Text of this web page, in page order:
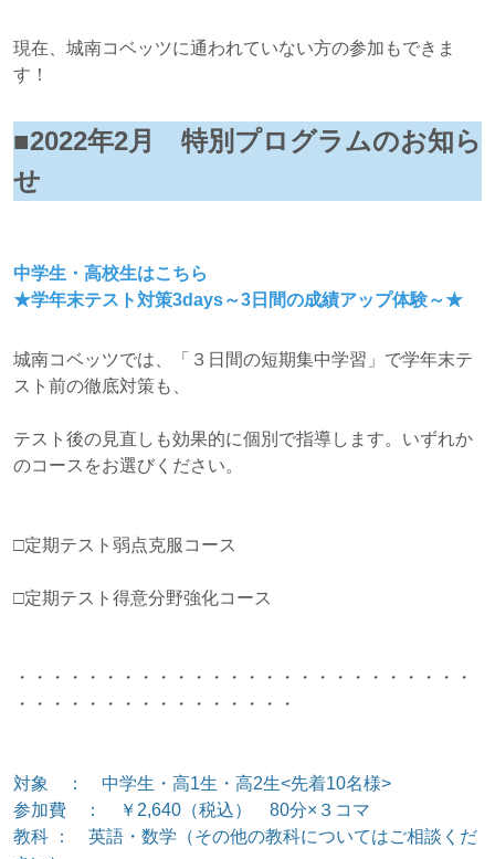
現在、城南コベッツに通われていない方の参加もできま
す！
■2022年2月 特別プログラムのお知ら
せ
中学生・高校生はこちら
★学年末テスト対策3days～3日間の成績アップ体験～★
城南コベッツでは、「３日間の短期集中学習」で学年末テ
スト前の徹底対策も、
テスト後の見直しも効果的に個別で指導します。いずれか
のコースをお選びください。
□定期テスト弱点克服コース
□定期テスト得意分野強化コース
・・・・・・・・・・・・・・・・・・・・・・・・・・
・・・・・・・・・・・・・・・・
対象 ： 中学生・高1生・高2生<先着10名様>
参加費 ： ￥2,640（税込） 80分×３コマ
教科 ： 英語・数学（その他の教科についてはご相談くだ